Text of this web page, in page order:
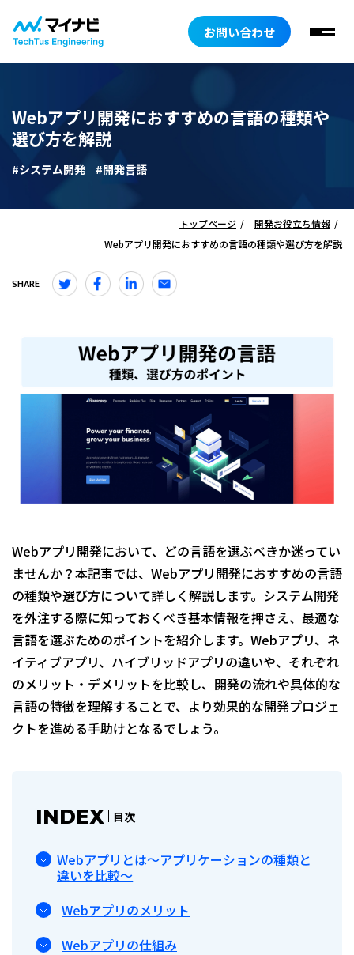
お問い合わせ
Webアプリ開発におすすめの言語の種類や
選び方を解説
#システム開発 #開発言語
トップページ
開発お役立ち情報
Webアプリ開発におすすめの言語の種類や選び方を解説
SHARE
Webアプリ開発において、どの言語を選ぶべきか迷ってい
ませんか？本記事では、Webアプリ開発におすすめの言語
の種類や選び方について詳しく解説します。システム開発
を外注する際に知っておくべき基本情報を押さえ、最適な
言語を選ぶためのポイントを紹介します。Webアプリ、ネ
イティブアプリ、ハイブリッドアプリの違いや、それぞれ
のメリット・デメリットを比較し、開発の流れや具体的な
言語の特徴を理解することで、より効果的な開発プロジェ
クトを進める手助けとなるでしょう。
INDEX 目次
Webアプリとは〜アプリケーションの種類と
違いを比較〜
Webアプリのメリット
Webアプリの仕組み